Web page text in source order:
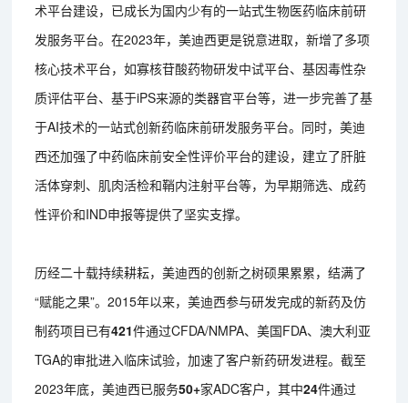
术平台建设，已成长为国内少有的一站式生物医药临床前研
发服务平台。在2023年，美迪西更是锐意进取，新增了多项
核心技术平台，如寡核苷酸药物研发中试平台、基因毒性杂
质评估平台、基于iPS来源的类器官平台等，进一步完善了基
于AI技术的一站式创新药临床前研发服务平台。同时，美迪
西还加强了中药临床前安全性评价平台的建设，建立了肝脏
活体穿刺、肌肉活检和鞘内注射平台等，为早期筛选、成药
性评价和IND申报等提供了坚实支撑。
历经二十载持续耕耘，美迪西的创新之树硕果累累，结满了
“赋能之果”。2015年以来，美迪西参与研发完成的新药及仿
制药项目已有421件通过CFDA/NMPA、美国FDA、澳大利亚
TGA的审批进入临床试验，加速了客户新药研发进程。截至
2023年底，美迪西已服务50+家ADC客户，其中24件通过